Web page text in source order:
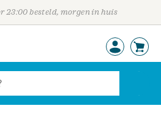
23:00 besteld, morgen in huis